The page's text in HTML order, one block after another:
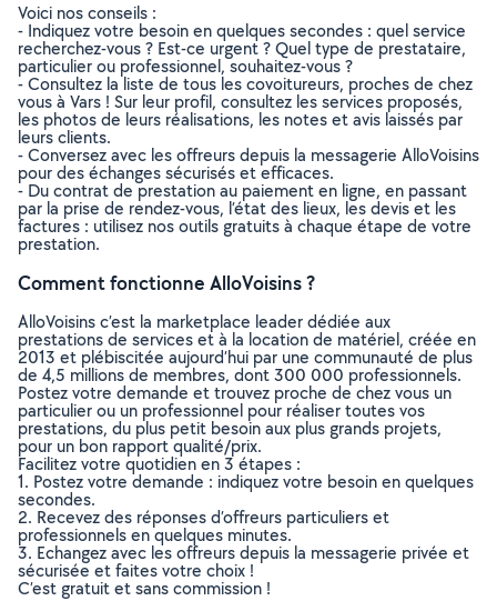
Voici nos conseils :
- Indiquez votre besoin en quelques secondes : quel service
recherchez-vous ? Est-ce urgent ? Quel type de prestataire,
particulier ou professionnel, souhaitez-vous ?
- Consultez la liste de tous les covoitureurs, proches de chez
vous à Vars ! Sur leur profil, consultez les services proposés,
les photos de leurs réalisations, les notes et avis laissés par
leurs clients.
- Conversez avec les offreurs depuis la messagerie AlloVoisins
pour des échanges sécurisés et efficaces.
- Du contrat de prestation au paiement en ligne, en passant
par la prise de rendez-vous, l’état des lieux, les devis et les
factures : utilisez nos outils gratuits à chaque étape de votre
prestation.
Comment fonctionne AlloVoisins ?
AlloVoisins c’est la marketplace leader dédiée aux
prestations de services et à la location de matériel, créée en
2013 et plébiscitée aujourd’hui par une communauté de plus
de 4,5 millions de membres, dont 300 000 professionnels.
Postez votre demande et trouvez proche de chez vous un
particulier ou un professionnel pour réaliser toutes vos
prestations, du plus petit besoin aux plus grands projets,
pour un bon rapport qualité/prix.
Facilitez votre quotidien en 3 étapes :
1. Postez votre demande : indiquez votre besoin en quelques
secondes.
2. Recevez des réponses d’offreurs particuliers et
professionnels en quelques minutes.
3. Echangez avec les offreurs depuis la messagerie privée et
sécurisée et faites votre choix !
C’est gratuit et sans commission !